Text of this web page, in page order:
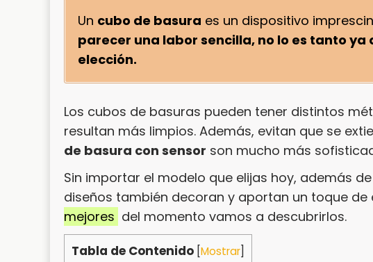
Un cubo de basura es un dispositivo
parecer una labor sencilla, no lo es tanto
elección.
Los cubos de basuras pueden tener distintos
resultan más limpios. Además, evitan que se
de basura con sensor son mucho más
Sin importar el modelo que elijas hoy, además
diseños también decoran y aportan un toque de
mejores del momento vamos a descubrirlos.
Tabla de Contenido [Mostrar]